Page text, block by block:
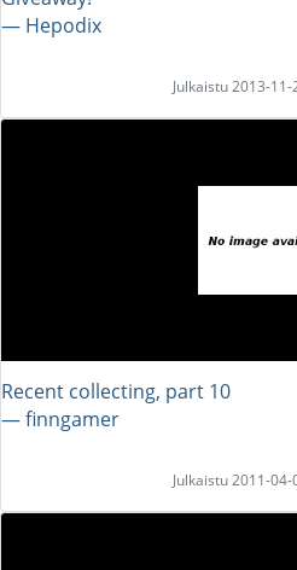
― Hepodix
Julkaistu 2013-
Recent collecting, part 10
― finngamer
Julkaistu 2011-